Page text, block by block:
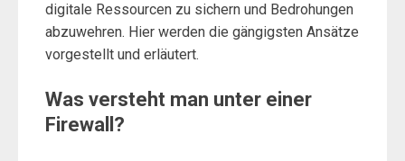
digitale Ressourcen zu sichern und Bedrohungen
abzuwehren. Hier werden die gängigsten Ansätze
vorgestellt und erläutert.
Was versteht man unter einer
Firewall?